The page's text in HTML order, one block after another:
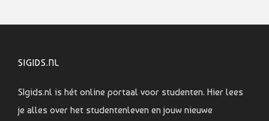
SIGIDS.NL
SIgids.nl is hét online portaal voor studenten. Hier lees
je alles over het studentenleven en jouw nieuwe